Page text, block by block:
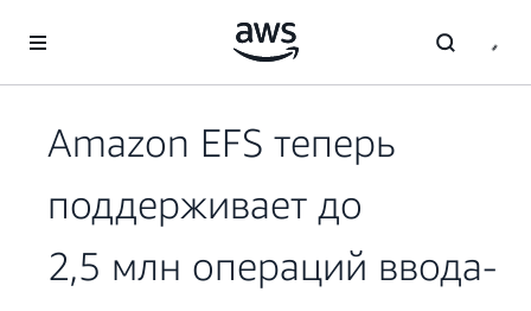
Перейти к главному контенту
Amazon EFS теперь
поддерживает до
2,5 млн операций ввода-